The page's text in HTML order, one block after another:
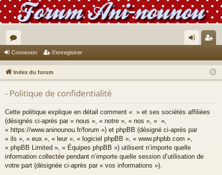
or
u
m
s
ne
xi
nr
eg
re
Connexion S’enregistrer
Index du forum
- Politique de confidentialité
Cette politique explique en détail comment « » et ses sociétés affiliées
(désignés ci-après par « nous », « notre », « nos », « »,
« https://www.aninounou.fr/forum ») et phpBB (désigné ci-après par
« ils », « eux », « leur », « logiciel phpBB », « www.phpbb.com »,
« phpBB Limited », « Équipes phpBB ») utilisent n’importe quelle
information collectée pendant n’importe quelle session d’utilisation de
votre part (désignée ci-après par « vos informations »).